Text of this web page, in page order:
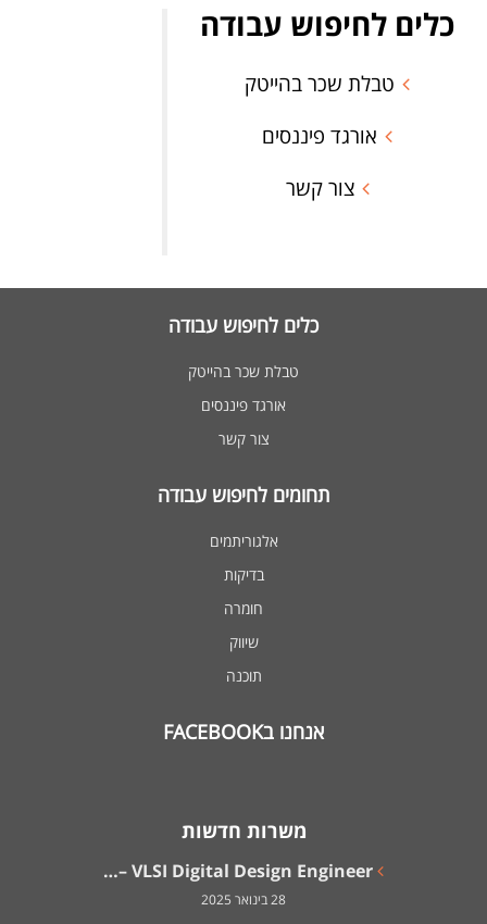
כלים לחיפוש עבודה
טבלת שכר בהייטק
אורגד פיננסים
צור קשר
כלים לחיפוש עבודה
טבלת שכר בהייטק
אורגד פיננסים
צור קשר
תחומים לחיפוש עבודה
אלגוריתמים
בדיקות
חומרה
שיווק
תוכנה
אנחנו בFACEBOOK
משרות חדשות
VLSI Digital Design Engineer –…
28 בינואר 2025